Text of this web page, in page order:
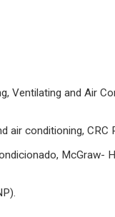
Ventilating and Air
air conditioning, CRC
McGraw-